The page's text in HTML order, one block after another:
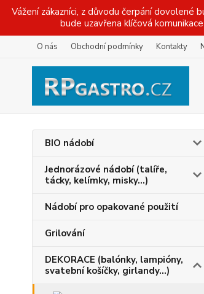
Vážení zákazníci, z důvodu čerpání
bude uzavřena klíčová
O nás Obchodní podmínky Kontakty
BIO nádobí
Jednorázové nádobí (talíře,
tácky, kelímky, misky...)
Nádobí pro opakované použití
Grilování
DEKORACE (balónky, lampióny,
svatební košíčky, girlandy...)